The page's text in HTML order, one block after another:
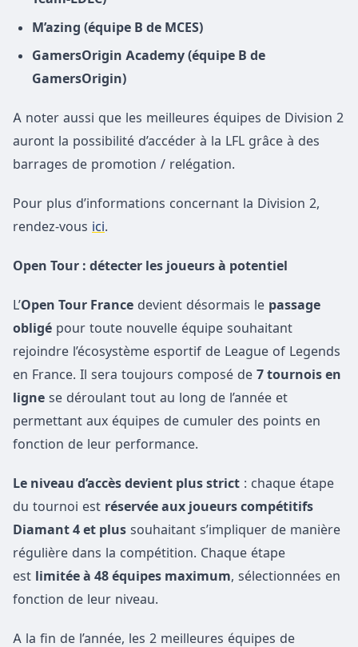
M’azing (équipe B de MCES)
GamersOrigin Academy (équipe B de
GamersOrigin)
A noter aussi que les meilleures équipes de Division 2
auront la possibilité d’accéder à la LFL grâce à des
barrages de promotion / relégation.
Pour plus d’informations concernant la Division 2,
rendez-vous ici.
Open Tour : détecter les joueurs à potentiel
L’Open Tour France devient désormais le passage
obligé pour toute nouvelle équipe souhaitant
rejoindre l’écosystème esportif de League of Legends
en France. Il sera toujours composé de 7 tournois en
ligne se déroulant tout au long de l’année et
permettant aux équipes de cumuler des points en
fonction de leur performance.
Le niveau d’accès devient plus strict : chaque étape
du tournoi est réservée aux joueurs compétitifs
Diamant 4 et plus souhaitant s’impliquer de manière
régulière dans la compétition. Chaque étape
est limitée à 48 équipes maximum, sélectionnées en
fonction de leur niveau.
A la fin de l’année, les 2 meilleures équipes de